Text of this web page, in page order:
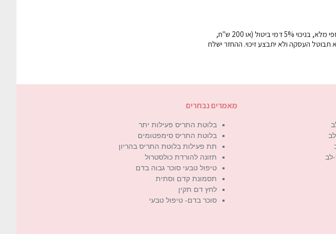
בהיעדר הודעה אחרת בעמוד התשלום, ניתן לבטל כל עסקה שמתבצעת דרך האתר תוך 14 ימים ולקבל זיכוי כספי מלא, בניכוי 5% דמי ביטול (או 200 ש"ח,
הביטול; במקרה כזה לא תבוטל העסקה ולא יתבצע זיכוי. ההחזר ישלח
לב
מאמרים נבחרים
בלוטת התריס פעילות יתר
בלוטת התריס סימפטומים
תת פעילות בלוטת התריס בהריון
תזונה להורדת כולסטרול
טיפול טבעי סוכר גבוה בדם
תסמונת קדם וסתית
לחץ דם תקין
סוכר בדם- טיפול טבעי